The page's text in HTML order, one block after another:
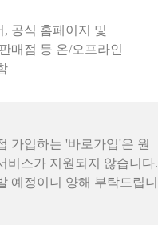
, 공식 홈페이지 및
매점 등 온/오프라인
가입하는 '바로가입'은 원
비스가 지원되지 않습니다.
예정이니 양해 부탁드립니